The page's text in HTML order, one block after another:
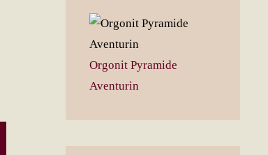
Dieses
Orgonit Pyramide
Aventurin